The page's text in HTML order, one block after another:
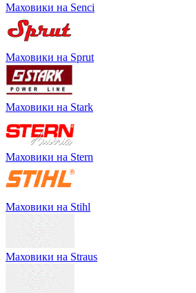
Маховики на Senci
Маховики на Sprut
Маховики на Stark
Маховики на Stern
Маховики на Stihl
Маховики на Straus